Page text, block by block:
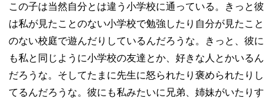
この子は当然自分とは違う小学校に通っている。きっと彼
は私が見たことのない小学校で勉強したり自分が見たこと
のない校庭で遊んだりしているんだろうな。きっと、彼に
も私と同じように小学校の友達とか、好きな人とかいるん
だろうな。そしてたまに先生に怒られたり褒められたりし
てるんだろうな。彼にも私みたいに兄弟、姉妹がいたりす